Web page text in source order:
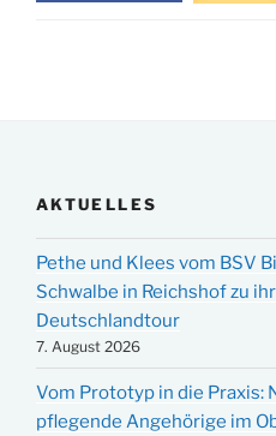
AKTUELLES
Pethe und Klees vom BSV
Schwalbe in Reichshof zu
Deutschlandtour
7. August 2026
Vom Prototyp in die Praxis:
pflegende Angehörige im